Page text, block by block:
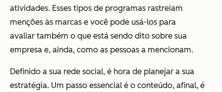
atividades. Esses tipos de programas rastreiam
menções às marcas e você pode usá-los para
avaliar também o que está sendo dito sobre sua
empresa e, ainda, como as pessoas a mencionam.
Definido a sua rede social, é hora de planejar a sua
estratégia. Um passo essencial é o conteúdo, afinal, é